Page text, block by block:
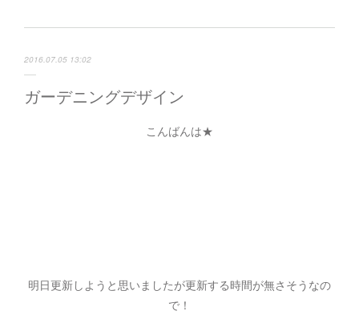
2016.07.05 13:02
ガーデニングデザイン
こんばんは★
明日更新しようと思いましたが更新する時間が無さそうなの
で！